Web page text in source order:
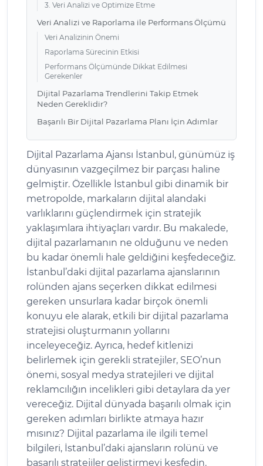
3. Veri Analizi ve Optimize Etme
Veri Analizi ve Raporlama ile Performans Ölçümü
Veri Analizinin Önemi
Raporlama Sürecinin Etkisi
Performans Ölçümünde Dikkat Edilmesi
Gerekenler
Dijital Pazarlama Trendlerini Takip Etmek
Neden Gereklidir?
Başarılı Bir Dijital Pazarlama Planı İçin Adımlar
Dijital Pazarlama Ajansı İstanbul, günümüz iş
dünyasının vazgeçilmez bir parçası haline
gelmiştir. Özellikle İstanbul gibi dinamik bir
metropolde, markaların dijital alandaki
varlıklarını güçlendirmek için stratejik
yaklaşımlara ihtiyaçları vardır. Bu makalede,
dijital pazarlamanın ne olduğunu ve neden
bu kadar önemli hale geldiğini keşfedeceğiz.
İstanbul’daki dijital pazarlama ajanslarının
rolünden ajans seçerken dikkat edilmesi
gereken unsurlara kadar birçok önemli
konuyu ele alarak, etkili bir dijital pazarlama
stratejisi oluşturmanın yollarını
inceleyeceğiz. Ayrıca, hedef kitlenizi
belirlemek için gerekli stratejiler, SEO’nun
önemi, sosyal medya stratejileri ve dijital
reklamcılığın incelikleri gibi detaylara da yer
vereceğiz. Dijital dünyada başarılı olmak için
gereken adımları birlikte atmaya hazır
mısınız? Dijital pazarlama ile ilgili temel
bilgileri, İstanbul’daki ajansların rolünü ve
başarılı stratejiler geliştirmeyi keşfedin.